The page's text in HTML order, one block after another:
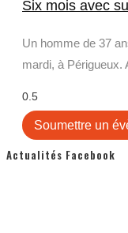
Six mois avec
Un homme de 37
mardi, à Périgueux.
Soumettre un
Actualités Facebook